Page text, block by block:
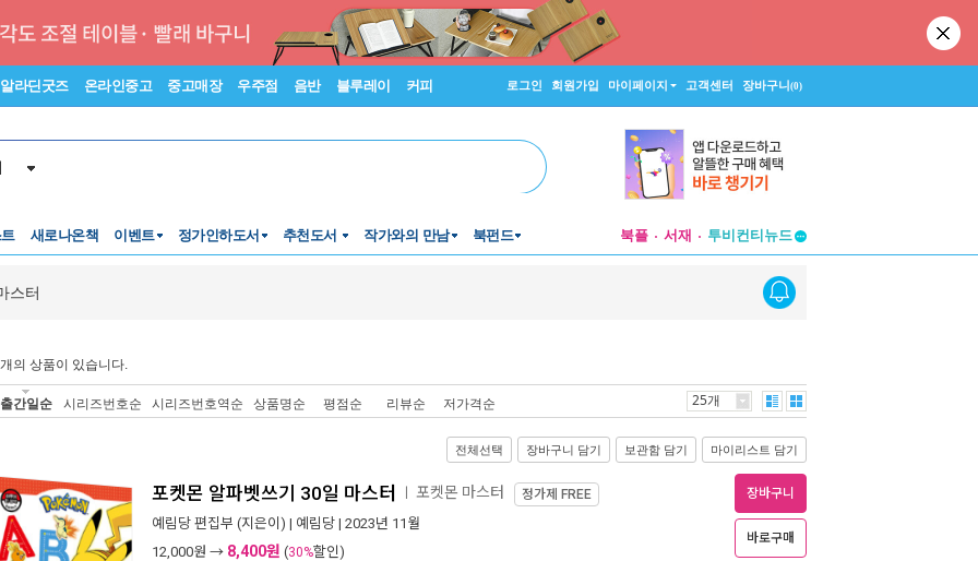
알라딘굿즈 온라인중고 중고매장 우주점 음반 블루레이 커피 로그인 회원가입 마이페이지 고객센터 장바구니(0)
새로나온책 이벤트 정가인하도서 추천도서 작가와의 만남 북펀드 북플 서재
투비컨티뉴드
투비컨티뉴드
스터
개의 상품이 있습니다.
출간일순 시리즈번호순 시리즈번호역순 상품명순 평점순 리뷰순 저가격순 25개
전체선택 장바구니 담기 보관함 담기 마이리스트 담기
포켓몬 알파벳쓰기 30일 마스터 포켓몬 마스터 정가제 FREE
예림당 편집부 (지은이) | 예림당 | 2023년 11월
12,000원 → 8,400원 (30%할인)
장바구니
바로구매